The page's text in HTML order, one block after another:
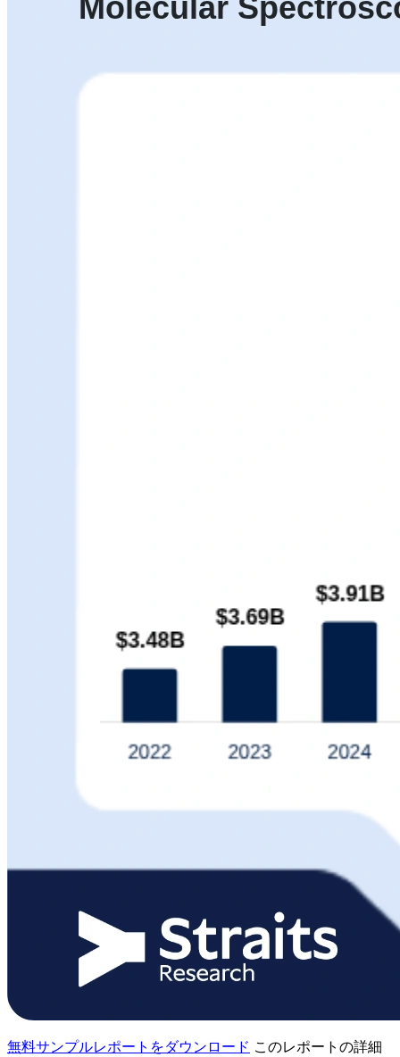
無料サンプルレポートをダウンロード このレポートの詳細